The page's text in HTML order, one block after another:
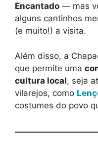
Encantado — mas
alguns cantinhos
(e muito!) a visita.
Além disso, a
que permite uma
cultura local, seja
vilarejos, como
costumes do povo